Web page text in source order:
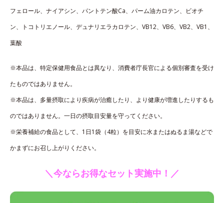
フェロール、ナイアシン、パントテン酸Ca、パーム油カロテン、ビオチ
ン、トコトリエノール、デュナリエラカロテン、VB12、VB6、VB2、VB1、
葉酸
※本品は、特定保健用食品とは異なり、消費者庁長官による個別審査を受け
たものではありません。
※本品は、多量摂取により疾病が治癒したり、より健康が増進したりするも
のではありません。一日の摂取目安量を守ってください。
※栄養補給の食品として、1日1袋（4粒）を目安に水またはぬるま湯などで
かまずにお召し上がりください。
＼今ならお得なセット実施中！／